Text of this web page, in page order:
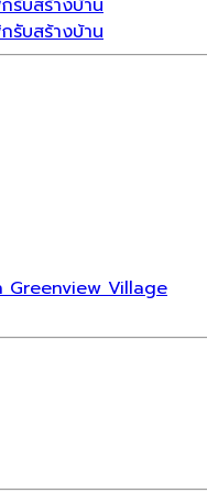
รับสร้างบ้าน
Greenview Village